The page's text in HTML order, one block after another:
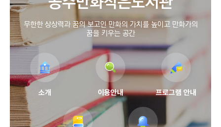
무한한 상상력과 꿈의 보고인 만화의 가치를 높이고 만화가의
꿈을 키우는 공간
소개 이용안내 프로그램 안내